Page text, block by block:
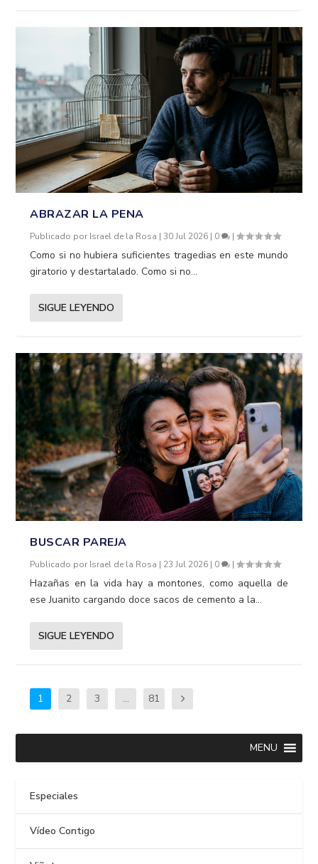
ABRAZAR LA PENA
Publicado por Israel de la Rosa |30 Jul 2026 | 0 |
Como si no hubiera suficientes tragedias en este mundo
giratorio y destartalado. Como si no...
SIGUE LEYENDO
BUSCAR PAREJA
Publicado por Israel de la Rosa | 23 Jul 2026 | 0 |
Hazañas en la vida hay a montones, como aquella de
ese Juanito cargando doce sacos de cemento a la...
SIGUE LEYENDO
1 2 3 … 81
MENU
Especiales
Vídeo Contigo